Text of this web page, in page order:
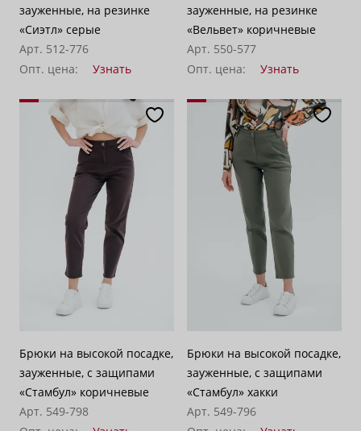
зауженные, на резинке
«Сиэтл» серые
Арт. 512-776
Опт. цена:
Узнать
зауженные, на резинке
«Вельвет» коричневые
Арт. 550-577
Опт. цена:
Узнать
Брюки на высокой посадке,
зауженные, с защипами
«Стамбул» коричневые
Арт. 549-798
Брюки на высокой посадке,
зауженные, с защипами
«Стамбул» хакки
Арт. 549-796